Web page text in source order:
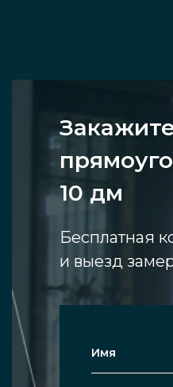
10 дм
Бесплатная
и выезд